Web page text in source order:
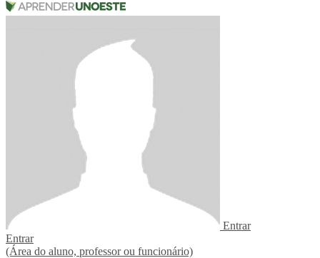
Entrar
Entrar
(Área do aluno, professor ou funcionário)